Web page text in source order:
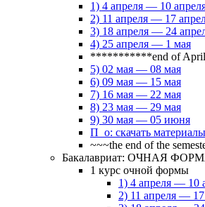
1) 4 апреля — 10
2) 11 апреля — 17
3) 18 апреля — 24
4) 25 апреля — 1 мая
***********end of
5) 02 мая — 08 мая
6) 09 мая — 15 мая
7) 16 мая — 22 мая
8) 23 мая — 29 мая
9) 30 мая — 05 июня
П_о: скачать
~~~the end of the
Бакалавриат: ОЧНАЯ
1 курс очной формы
1) 4 апреля — 10
2) 11 апреля —